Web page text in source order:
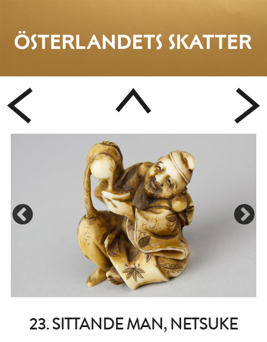
23. SITTANDE MAN, NETSUKE